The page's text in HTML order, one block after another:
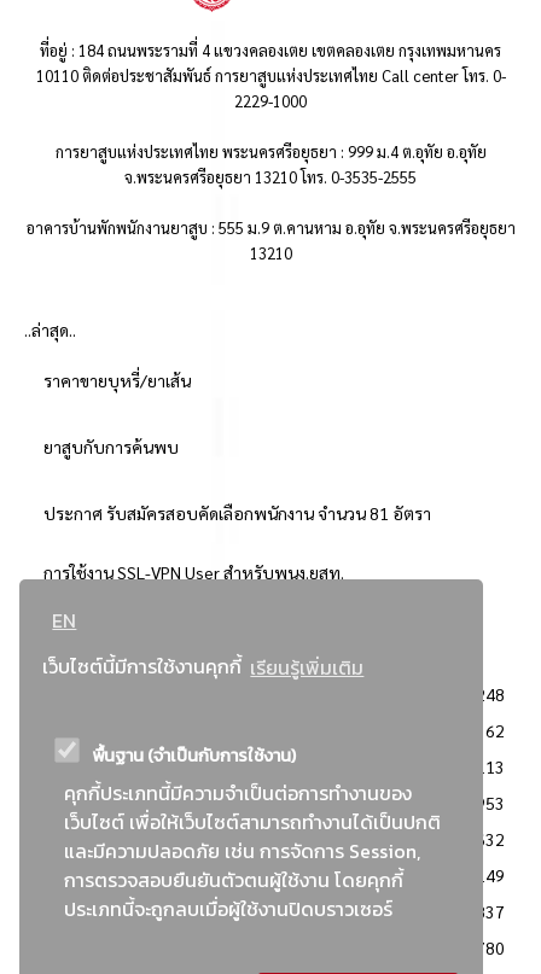
EN
เว็บไซต์นี้มีการใช้งานคุกกี้ เรียนรู้เพิ่มเติม
พื้นฐาน (จำเป็นกับการใช้งาน)
คุกกี้ประเภทนี้มีความจำเป็นต่อการทำงานของ
เว็บไซต์ เพื่อให้เว็บไซต์สามารถทำงานได้เป็นปกติ
และมีความปลอดภัย เช่น การจัดการ Session,
การตรวจสอบยืนยันตัวตนผู้ใช้งาน โดยคุกกี้
ประเภทนี้จะถูกลบเมื่อผู้ใช้งานปิดบราวเซอร์
ที่อยู่ : 184 ถนนพระรามที่ 4 แขวงคลองเตย เขตคลองเตย กรุงเทพมหานคร
10110 ติดต่อประชาสัมพันธ์ การยาสูบแห่งประเทศไทย Call center โทร. 0-
2229-1000
การยาสูบแห่งประเทศไทย พระนครศรีอยุธยา : 999 ม.4 ต.อุทัย อ.อุทัย
จ.พระนครศรีอยุธยา 13210 โทร. 0-3535-2555
อาคารบ้านพักพนักงานยาสูบ : 555 ม.9 ต.คานหาม อ.อุทัย จ.พระนครศรีอยุธยา
13210
..ล่าสุด..
ราคาขายบุหรี่/ยาเส้น
ยาสูบกับการค้นพบ
ประกาศ รับสมัครสอบคัดเลือกพนักงาน จำนวน 81 อัตรา
การใช้งาน SSL-VPN User สำหรับพนง.ยสท.
..ยอดนิยม..
3248
2362
: วิธีเฉพาะเจาะจง
2113
ข่าวสาร/ประกาศ
1953
: เอกสารส่งเสริมความโปร่งใสในการจัดซื้อจัดจ้าง
1632
ข่าวสารจัดซื้อจัดจ้าง
1149
: แผนการจัดซื้อจัดจ้าง
837
780